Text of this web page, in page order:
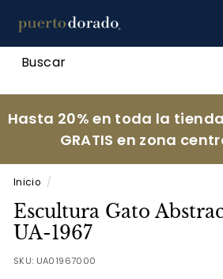
directamente
contenido
p
u
e
r
t
o
r
a
d
o
Hasta 20% en toda la tienda
GRATIS en zona
Inicio /
Escultura Gato
UA-1967
SKU: UA01967000